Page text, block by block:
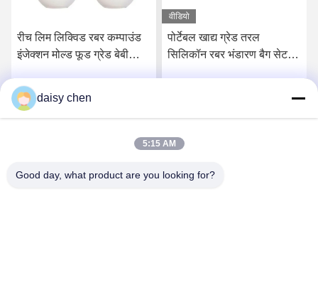
पोर्टेबल खाद्य ग्रेड तरल
सिलिकॉन रबर भंडारण बैग सेट
सर्वोत्तम मूल्य प्राप्त करें
RoHS खाद्य ग्रेड तरल
सिलिकॉन रबर फास्ट इलाज और
daisy chen
5:15 AM
Good day, what product are you looking for?